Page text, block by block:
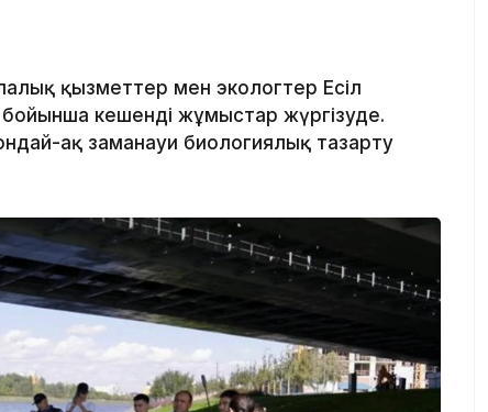
қызметтер мен экологтер Есіл
кешенді жұмыстар жүргізуде.
ақ заманауи биологиялық тазарту